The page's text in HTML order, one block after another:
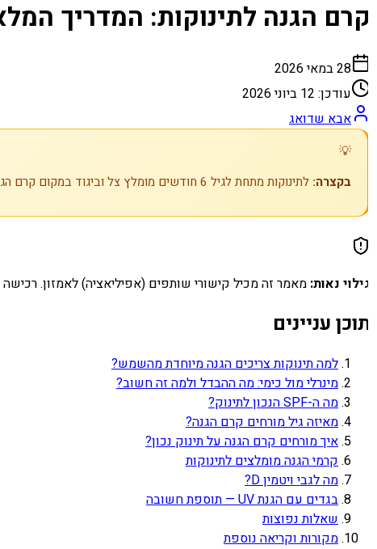
הגנה לתינוקות: המדריך
28 במאי 2026
עודכן:12 ביוני 2026
אבא שדואג
💡
בקצרה:לתינוקות מתחת לגיל 6 חודשים מומלץ צל וביגוד במקום קרם הגנה — מעל גיל זה, קרם מינרלי SPF 50 בכמות נדיבה כל שעתיים.
נאות:מאמר זה מכיל קישורי שותפים (אפיליאציה) לאמזון.
עניינים
למה תינוקות צריכים הגנה מיוחדת מהשמש?
מינרלי מול כימי: מה ההבדל ולמה זה חשוב?
מה ה-SPF הנכון לתינוק?
מאיזה גיל מורחים קרם הגנה?
איך מורחים קרם הגנה על תינוק נכון?
קרמי הגנה מומלצים לתינוקות
מה לגבי ויטמין D?
בגדים עם הגנת UV — תוספת חשובה
שאלות נפוצות
מקורות וקריאה נוספת